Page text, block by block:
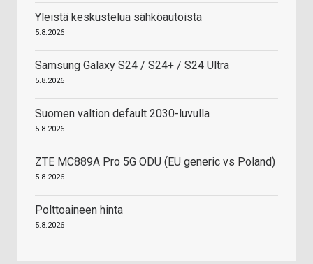
Yleistä keskustelua sähköautoista
5.8.2026
Samsung Galaxy S24 / S24+ / S24 Ultra
5.8.2026
Suomen valtion default 2030-luvulla
5.8.2026
ZTE MC889A Pro 5G ODU (EU generic vs Poland)
5.8.2026
Polttoaineen hinta
5.8.2026